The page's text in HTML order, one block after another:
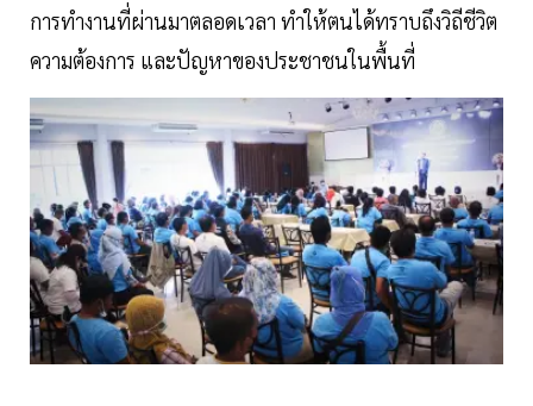
การทำงานที่ผ่านมาตลอดเวลา ทำให้ตนได้ทราบถึงวิถีชีวิต
ความต้องการ และปัญหาของประชาชนในพื้นที่